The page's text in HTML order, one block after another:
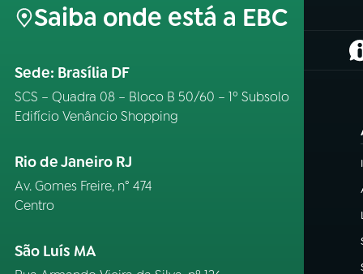
Saiba onde está a EBC
Sede: Brasília DF
SCS – Quadra 08 – Bloco B 50/60 – 1º Subsolo
Edifício Venâncio Shopping
Rio de Janeiro RJ
Av. Gomes Freire, n° 474
Centro
São Luís MA